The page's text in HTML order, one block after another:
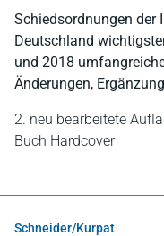
Schiedsordnungen der
Deutschland
und 2018
Änderungen,
2. neu bearbeitete
Buch Hardcover
Schneider/Kurpat